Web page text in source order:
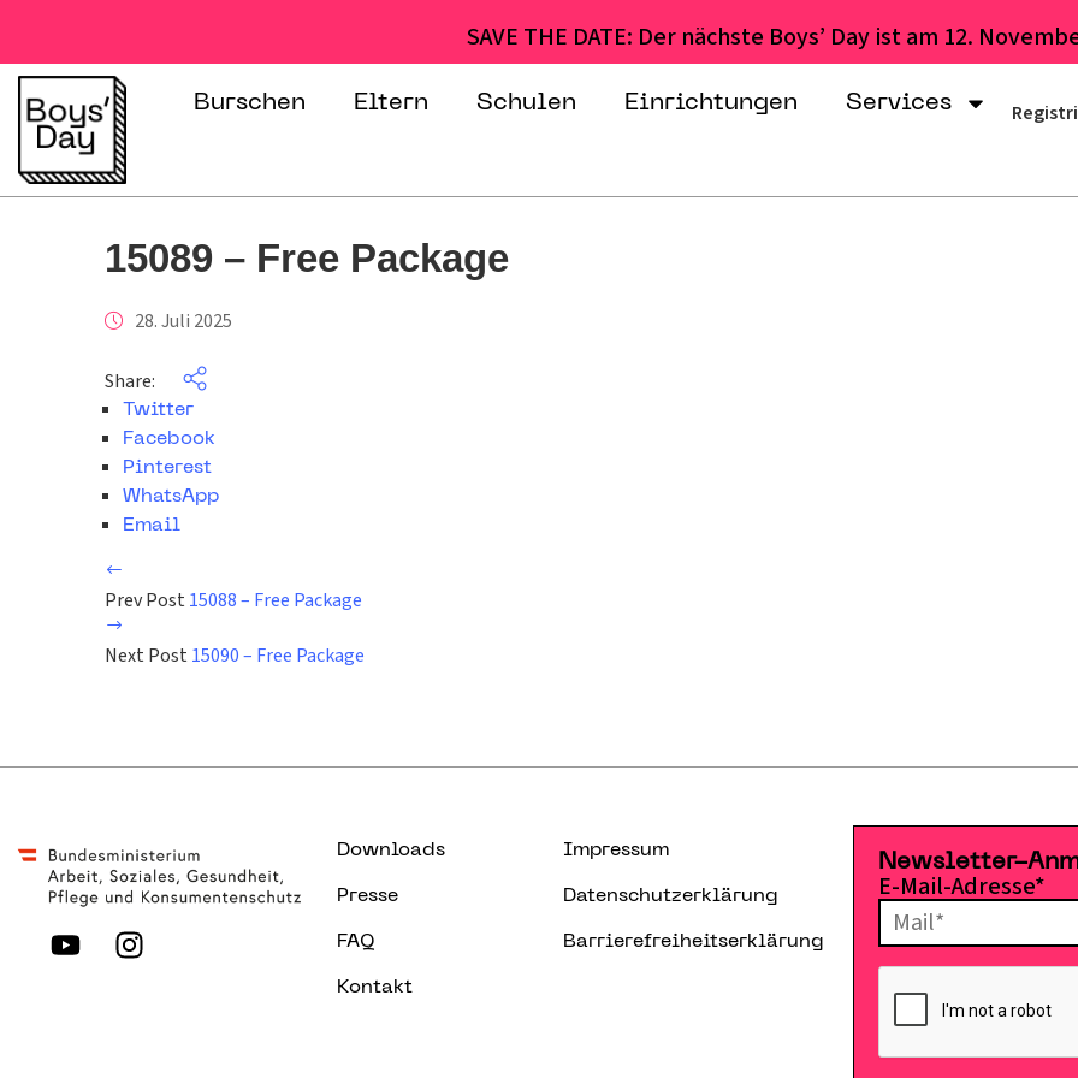
SAVE THE DATE: Der nächste Boys’ Day ist am 12.
Burschen Eltern Schulen Einrichtungen Services
15089 – Free Package
28. Juli 2025
Share:
Twitter
Facebook
Pinterest
WhatsApp
Email
Prev Post 15088 – Free Package
Next Post 15090 – Free Package
Downloads
Presse
FAQ
Kontakt
Impressum
Datenschutzerklärung
Barrierefreiheitserklärung
Newsletter-
E-Mail-Adresse*